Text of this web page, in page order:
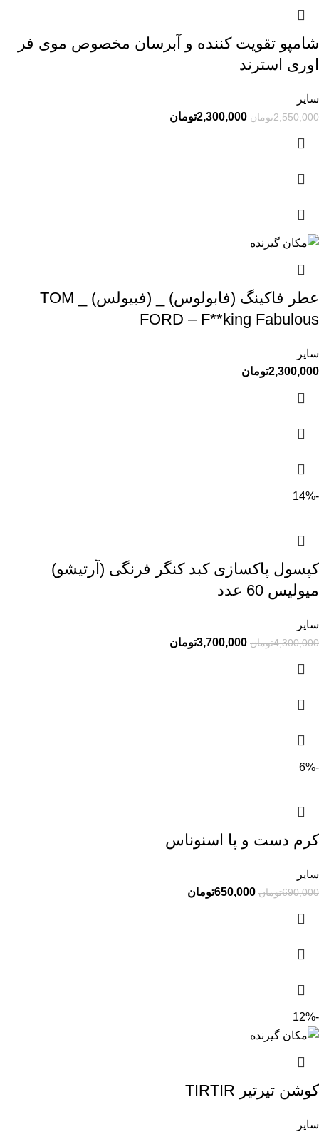
شامپو تقویت کننده و آبرسان مخصوص موی فر
اوری استرند
سایر
2,550,000تومان 2,300,000تومان
عطر فاکینگ (فابولوس) _ (فبیولس) _ TOM
FORD – F**king Fabulous
سایر
2,300,000تومان
-14%
کپسول پاکسازی کبد کنگر فرنگی (آرتیشو)
میولیس 60 عدد
سایر
4,300,000تومان 3,700,000تومان
-6%
کرم دست و پا اسنوناس
سایر
690,000تومان 650,000تومان
-12%
کوشن تیرتیر TIRTIR
سایر